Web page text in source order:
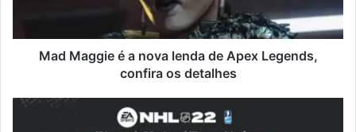
Mad Maggie é a nova lenda de Apex Legends,
confira os detalhes